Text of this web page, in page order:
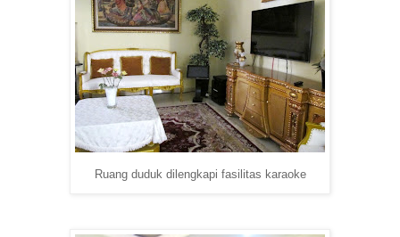
Ruang duduk dilengkapi fasilitas karaoke